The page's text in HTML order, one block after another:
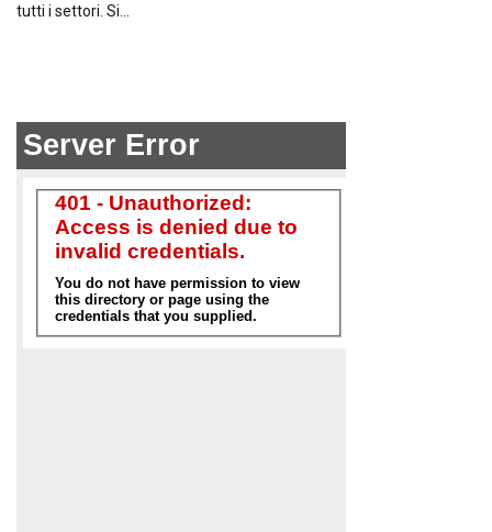
tutti i settori. Si…